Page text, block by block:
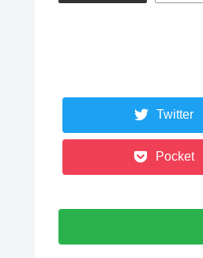
Twitter
Pocket